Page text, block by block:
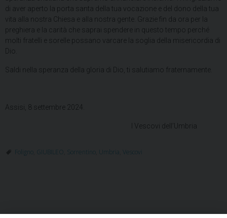
di aver aperto la porta santa della tua vocazione e del dono della tua
vita alla nostra Chiesa e alla nostra gente. Grazie fin da ora per la
preghiera e la carità che saprai spendere in questo tempo perché
molti fratelli e sorelle possano varcare la soglia della misericordia di
Dio.
Saldi nella speranza della gloria di Dio, ti salutiamo fraternamente.
Assisi, 8 settembre 2024.
I Vescovi dell’Umbria
Foligno GIUBILEO Sorrentino Umbria Vescovi